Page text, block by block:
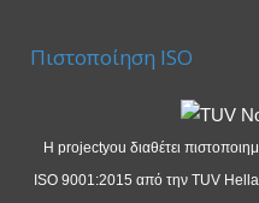
Πιστοποίηση ISO
Η projectyou διαθέτει
ISO 9001:2015 από την TUV